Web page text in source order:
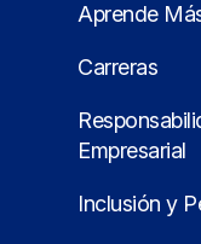
Aprende
Carreras
Empresarial
Inclusión y